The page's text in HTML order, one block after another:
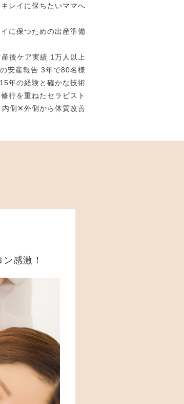
レイに保ちたいママへ
に保つための出産準備
産後ケア実績 1万人以上
の安産報告 3年で80名様
年の経験と確かな技術
行を重ねたセラピスト
内側✕外側から体質改善
感激！